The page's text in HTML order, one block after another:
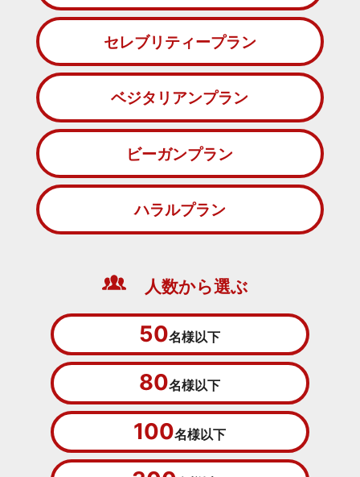
セレブリティープラン
ベジタリアンプラン
ビーガンプラン
ハラルプラン
人数から選ぶ
50名様以下
80名様以下
100名様以下